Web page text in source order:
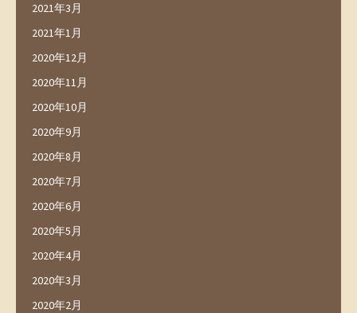
2021年3月
2021年1月
2020年12月
2020年11月
2020年10月
2020年9月
2020年8月
2020年7月
2020年6月
2020年5月
2020年4月
2020年3月
2020年2月